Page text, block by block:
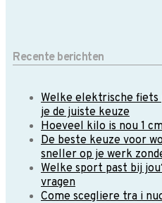
Recente berichten
Welke elektrische fiets
je de juiste keuze
Hoeveel kilo is nou 1
De beste keuze voor
sneller op je werk
Welke sport past bij
vragen
Come scegliere tra i